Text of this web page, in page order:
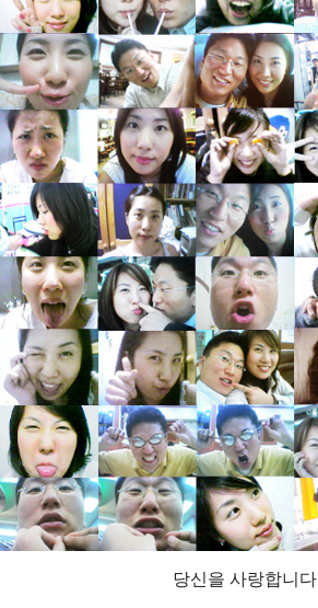
당신을 사랑합니다